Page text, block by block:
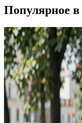
Популярное в